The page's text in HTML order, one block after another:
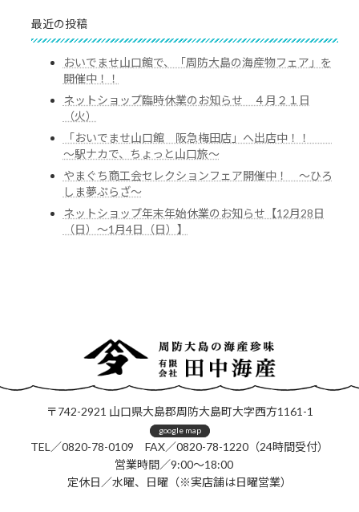
最近の投稿
おいでませ山口館で、「周防大島の海産物フェア」を
開催中！！
ネットショップ臨時休業のお知らせ ４月２１日
（火）
「おいでませ山口館 阪急梅田店」へ出店中！！
～駅ナカで、ちょっと山口旅～
やまぐち商工会セレクションフェア開催中！ ～ひろ
しま夢ぷらざ～
ネットショップ年末年始休業のお知らせ【12月28日
（日）～1月4日（日）】
〒742-2921 山口県大島郡周防大島町大字西方1161-1
google map
TEL／0820-78-0109 FAX／0820-78-1220（24時間受付）
営業時間／9:00～18:00
定休日／水曜、日曜（※実店舗は日曜営業）